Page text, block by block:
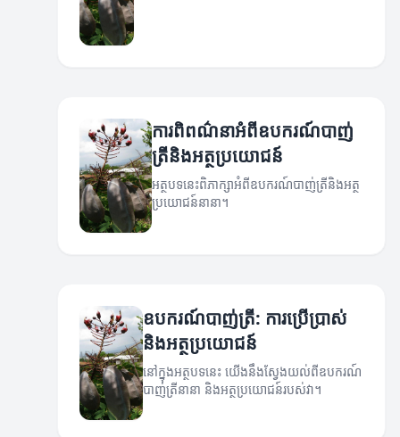
ការពិពណ៌នាអំពីឧបករណ៍បាញ់
ត្រីនិងអត្ថប្រយោជន៍
អត្ថបទនេះពិភាក្សាអំពីឧបករណ៍បាញ់ត្រីនិងអត្ថ
ប្រយោជន៍នានា។
ឧបករណ៍បាញ់ត្រី: ការប្រើប្រាស់
និងអត្ថប្រយោជន៍
នៅក្នុងអត្ថបទនេះ យើងនឹងស្វែងយល់ពីឧបករណ៍
បាញ់ត្រីនានា និងអត្ថប្រយោជន៍របស់វា។